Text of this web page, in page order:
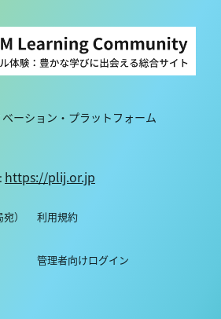
学生が登壇者に、対談の内容に関連し
プ大学の学生という幸運な立場にある
地球規模課題に関心の無い層へのアプ
夫スピーチ
Polman、IMAGINE / Co-Founder
/ Former CEO
のものです。
「Paul Polman氏との対談イベント」
ーション・プラットフォーム
https://plij.or.jp
） 利用規約
管理者向けログイン